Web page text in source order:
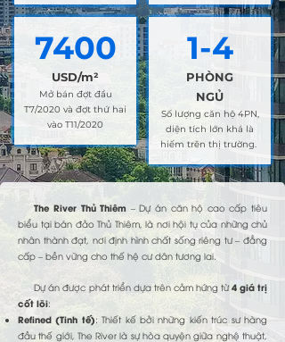
7400
USD/m²
Mở bán đợt đầu
T7/2020 và đợt thứ hai
vào T11/2020
1-4
PHÒNG
NGỦ
Số lượng căn hộ 4PN,
diện tích lớn khá là
hiếm trên thị trường.
The River Thủ Thiêm – Dự án căn hộ cao cấp tiêu
biểu tại bán đảo Thủ Thiêm, là nơi hội tụ của những chủ
nhân thành đạt, nơi định hình chất sống riêng tư – đẳng
cấp – bền vững cho thế hệ cư dân tương lai.
Dự án được phát triển dựa trên cảm hứng từ4 giá trị
cốt lõi:
Refined (Tinh tế): Thiết kế bởi những kiến trúc sư hàng
đầu thế giới, The River là sự hòa quyện giữa nghệ thuật,